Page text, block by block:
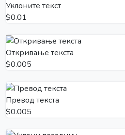
Уклоните текст
$0.01
Откривање текста
$0.005
Превод текста
$0.005